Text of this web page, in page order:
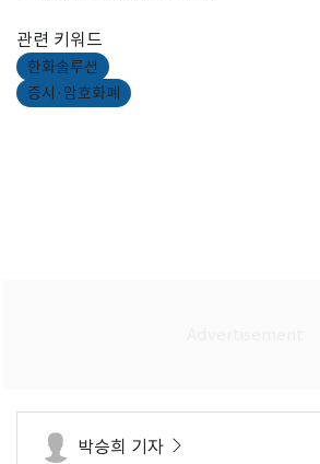
관련 키워드
한화솔루션
증시·암호화폐
박승희 기자